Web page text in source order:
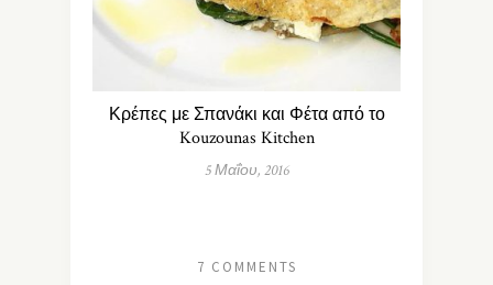
Κρέπες με Σπανάκι και Φέτα από το
Kouzounas Kitchen
5 Μαΐου, 2016
7 COMMENTS